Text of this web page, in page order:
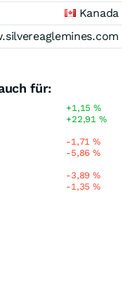
Kanada
für:
+1,15%
+22,91%
-1,71%
-5,86%
-3,89%
-1,35%